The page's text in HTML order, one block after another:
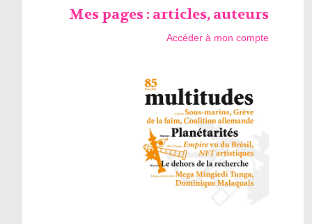
Mes pages : articles, auteurs
Accéder à mon compte